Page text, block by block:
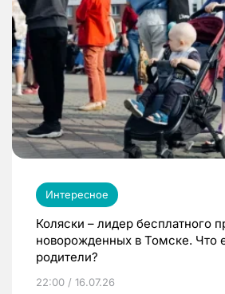
Интересное
Коляски – лидер бесплатного
новорожденных в Томске. Что
родители?
22:00 / 16.07.26